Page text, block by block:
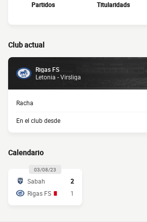
Partidos Titularidads
Club actual
Rigas FS
Letonia - Virsliga
Racha
En el club desde
Calendario
03/08/23
Sabah
2
Rigas FS
1